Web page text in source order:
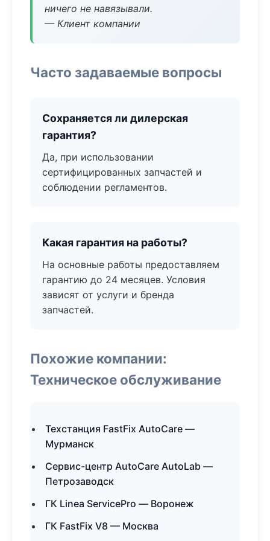
ничего не навязывали.
— Клиент компании
Часто задаваемые вопросы
Сохраняется ли дилерская
гарантия?
Да, при использовании
сертифицированных запчастей и
соблюдении регламентов.
Какая гарантия на работы?
На основные работы предоставляем
гарантию до 24 месяцев. Условия
зависят от услуги и бренда
запчастей.
Похожие компании:
Техническое обслуживание
Техстанция FastFix AutoCare —
Мурманск
Сервис-центр AutoCare AutoLab —
Петрозаводск
ГК Linea ServicePro — Воронеж
ГК FastFix V8 — Москва